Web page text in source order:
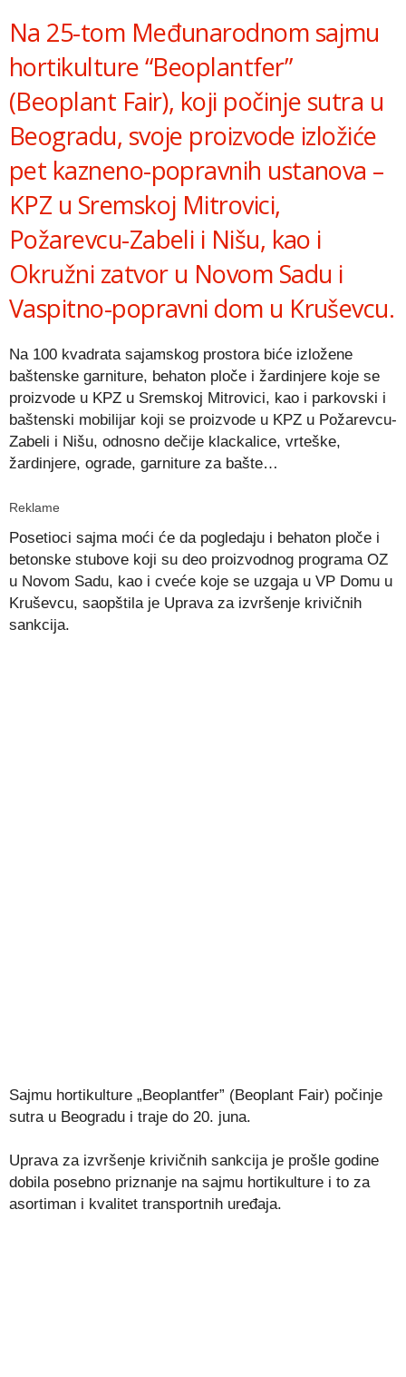
Na 25-tom Međunarodnom sajmu
hortikulture “Beoplantfer”
(Beoplant Fair), koji počinje sutra u
Beogradu, svoje proizvode izložiće
pet kazneno-popravnih ustanova –
KPZ u Sremskoj Mitrovici,
Požarevcu-Zabeli i Nišu, kao i
Okružni zatvor u Novom Sadu i
Vaspitno-popravni dom u Kruševcu.
Na 100 kvadrata sajamskog prostora biće izložene
baštenske garniture, behaton ploče i žardinjere koje se
proizvode u KPZ u Sremskoj Mitrovici, kao i parkovski i
baštenski mobilijar koji se proizvode u KPZ u Požarevcu-
Zabeli i Nišu, odnosno dečije klackalice, vrteške,
žardinjere, ograde, garniture za bašte…
Reklame
Posetioci sajma moći će da pogledaju i behaton ploče i
betonske stubove koji su deo proizvodnog programa OZ
u Novom Sadu, kao i cveće koje se uzgaja u VP Domu u
Kruševcu, saopštila je Uprava za izvršenje krivičnih
sankcija.
Sajmu hortikulture „Beoplantfer” (Beoplant Fair) počinje
sutra u Beogradu i traje do 20. juna.
Uprava za izvršenje krivičnih sankcija je prošle godine
dobila posebno priznanje na sajmu hortikulture i to za
asortiman i kvalitet transportnih uređaja.